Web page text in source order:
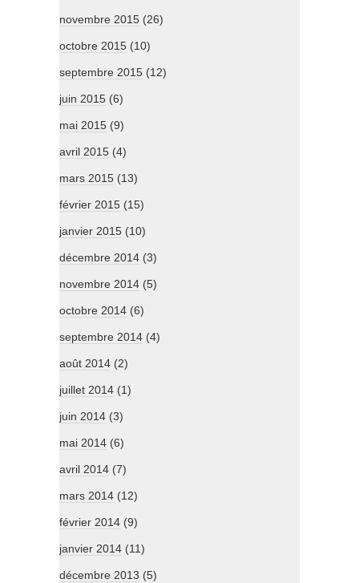
novembre 2015 (26)
octobre 2015 (10)
septembre 2015 (12)
juin 2015 (6)
mai 2015 (9)
avril 2015 (4)
mars 2015 (13)
février 2015 (15)
janvier 2015 (10)
décembre 2014 (3)
novembre 2014 (5)
octobre 2014 (6)
septembre 2014 (4)
août 2014 (2)
juillet 2014 (1)
juin 2014 (3)
mai 2014 (6)
avril 2014 (7)
mars 2014 (12)
février 2014 (9)
janvier 2014 (11)
décembre 2013 (5)